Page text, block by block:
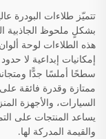
تتميّز طلاءات البودرة
بشكلٍ ملحوظ الجاذبية
هذه الطلاءات لوحة
سطحًا أملسًا جدًّا
ممتازة وقدرة فائقة
السيارات، والأجهزة
يساعد المنتجات على
والقيمة المدركة لها.